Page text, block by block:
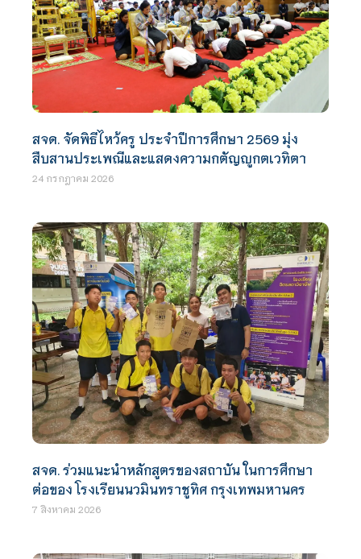
สจด. จัดพิธีไหว้ครู ประจำปีการศึกษา 2569 มุ่ง
สืบสานประเพณีและแสดงความกตัญญูกตเวทิตา
24 กรกฎาคม 2026
สจด. ร่วมแนะนำหลักสูตรของสถาบัน ในการศึกษา
ต่อของ โรงเรียนนวมินทราชูทิศ กรุงเทพมหานคร
7 สิงหาคม 2026